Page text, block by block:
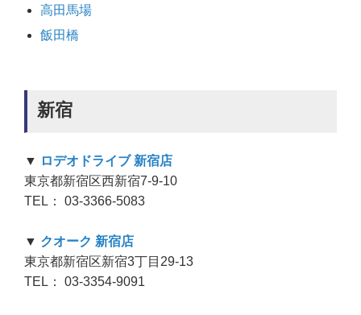
高田馬場
飯田橋
新宿
▼ ロデオドライブ 新宿店
東京都新宿区西新宿7-9-10
TEL： 03-3366-5083
▼ クオーク 新宿店
東京都新宿区新宿3丁目29-13
TEL： 03-3354-9091